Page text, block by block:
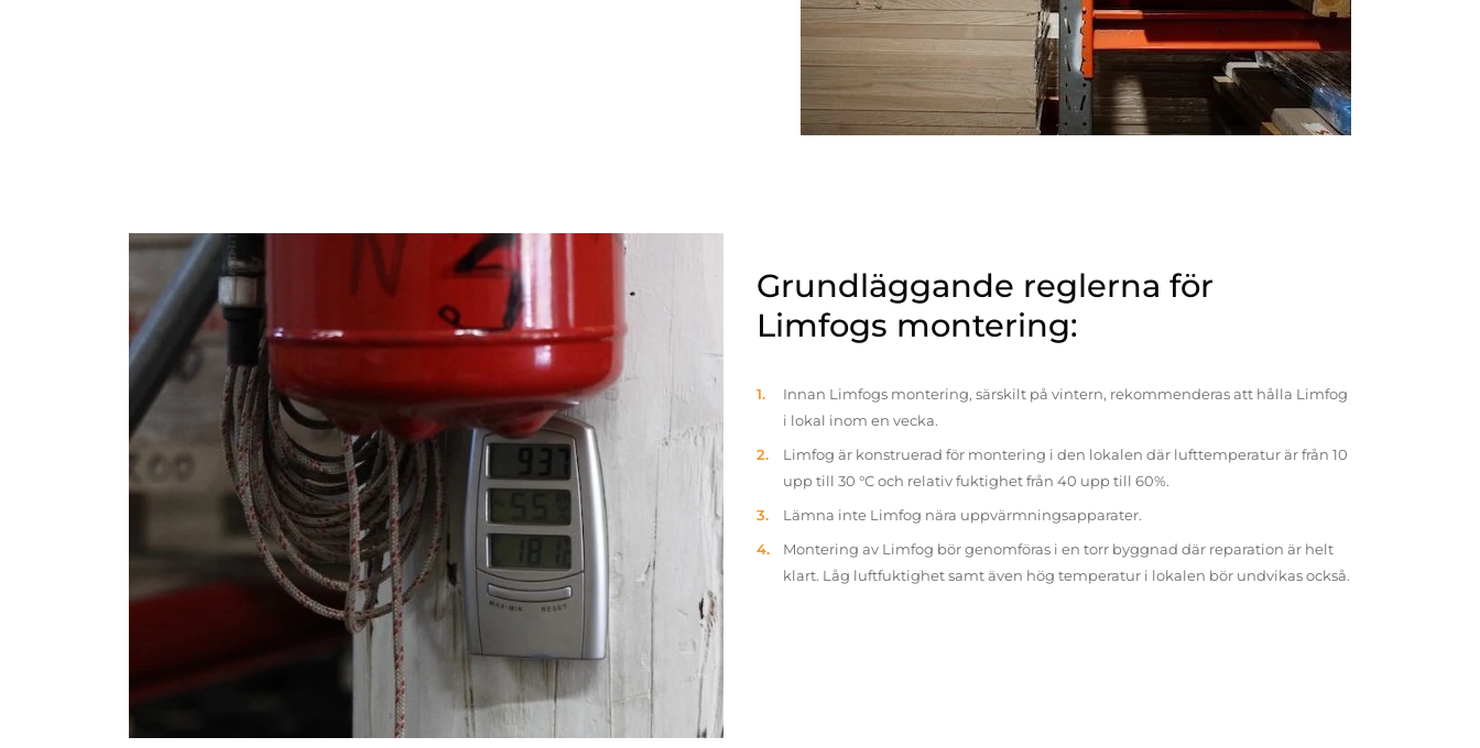
Grundläggande reglerna för
Limfogs montering:
Innan Limfogs montering, särskilt på vintern, rekommenderas att hålla Limfog
i lokal inom en vecka.
Limfog är konstruerad för montering i den lokalen där lufttemperatur är från 10
upp till 30 °C och relativ fuktighet från 40 upp till 60%.
Lämna inte Limfog nära uppvärmningsapparater.
Montering av Limfog bör genomföras i en torr byggnad där reparation är helt
klart. Låg luftfuktighet samt även hög temperatur i lokalen bör undvikas också.